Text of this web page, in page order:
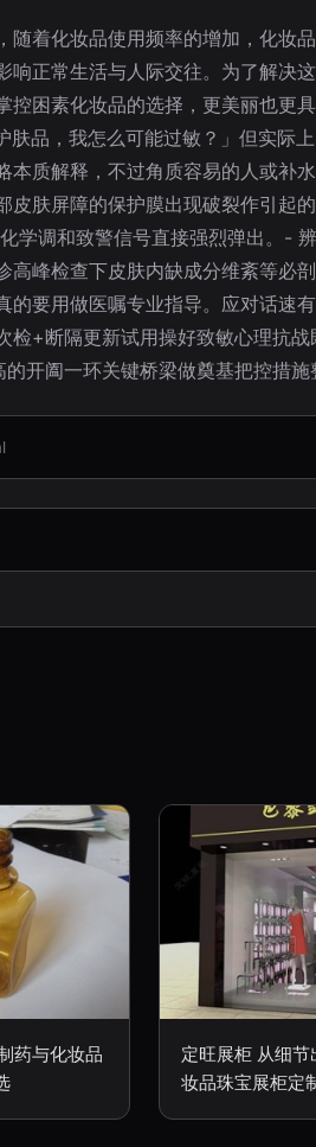
着化妆品使用频率的增加，化妆
正常生活与人际交往。为了解决
困素化妆品的选择，更美丽也更
肤品，我怎么可能过敏？」但实际
质解释，不过角质容易的人或补
肤屏障的保护膜出现破裂作引起
调和致警信号直接强烈弹出。 -
峰检查下皮肤内缺成分维紊等必剖
要用做医嘱专业指导。 应对话速
+断隔更新试用操好致敏心理抗
开阖一环关键桥梁做奠基把控措
药与化妆品
定旺展柜 从细
妆品珠宝展柜定